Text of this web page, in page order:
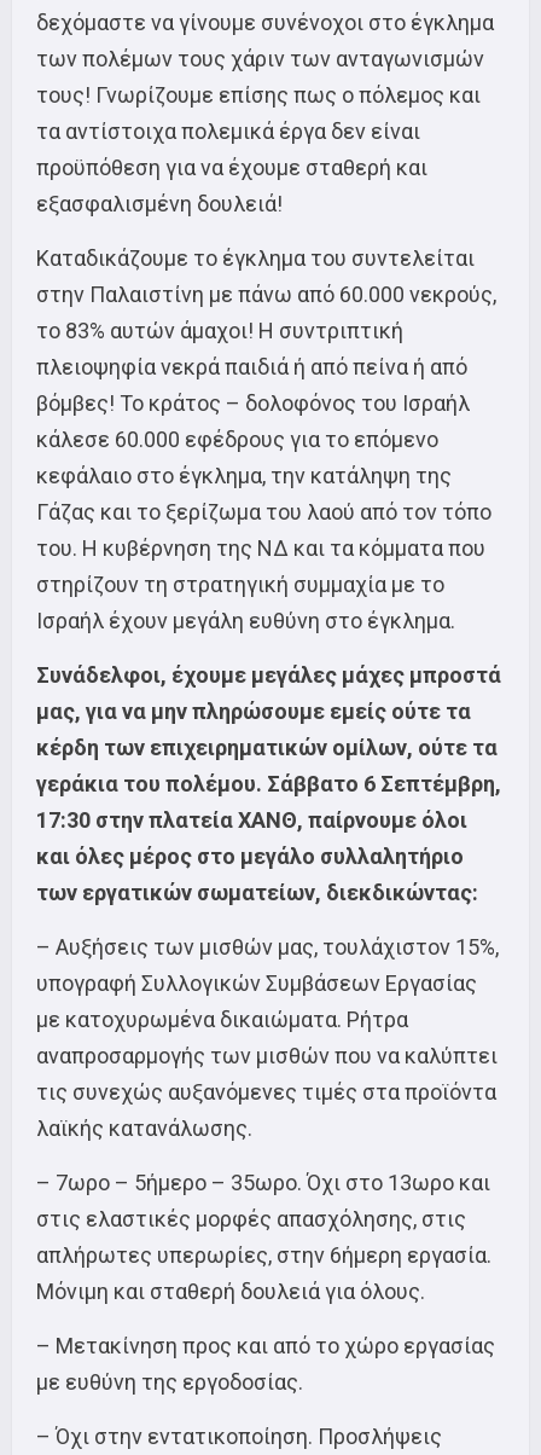
δεχόμαστε να γίνουμε συνένοχοι στο έγκλημα
των πολέμων τους χάριν των ανταγωνισμών
τους! Γνωρίζουμε επίσης πως ο πόλεμος και
τα αντίστοιχα πολεμικά έργα δεν είναι
προϋπόθεση για να έχουμε σταθερή και
εξασφαλισμένη δουλειά!
Καταδικάζουμε το έγκλημα του συντελείται
στην Παλαιστίνη με πάνω από 60.000 νεκρούς,
το 83% αυτών άμαχοι! Η συντριπτική
πλειοψηφία νεκρά παιδιά ή από πείνα ή από
βόμβες! Το κράτος – δολοφόνος του Ισραήλ
κάλεσε 60.000 εφέδρους για το επόμενο
κεφάλαιο στο έγκλημα, την κατάληψη της
Γάζας και το ξερίζωμα του λαού από τον τόπο
του. Η κυβέρνηση της ΝΔ και τα κόμματα που
στηρίζουν τη στρατηγική συμμαχία με το
Ισραήλ έχουν μεγάλη ευθύνη στο έγκλημα.
Συνάδελφοι, έχουμε μεγάλες μάχες μπροστά
μας, για να μην πληρώσουμε εμείς ούτε τα
κέρδη των επιχειρηματικών ομίλων, ούτε τα
γεράκια του πολέμου. Σάββατο 6 Σεπτέμβρη,
17:30 στην πλατεία ΧΑΝΘ, παίρνουμε όλοι
και όλες μέρος στο μεγάλο συλλαλητήριο
των εργατικών σωματείων, διεκδικώντας:
– Αυξήσεις των μισθών μας, τουλάχιστον 15%,
υπογραφή Συλλογικών Συμβάσεων Εργασίας
με κατοχυρωμένα δικαιώματα. Ρήτρα
αναπροσαρμογής των μισθών που να καλύπτει
τις συνεχώς αυξανόμενες τιμές στα προϊόντα
λαϊκής κατανάλωσης.
– 7ωρο – 5ήμερο – 35ωρο. Όχι στο 13ωρο και
στις ελαστικές μορφές απασχόλησης, στις
απλήρωτες υπερωρίες, στην 6ήμερη εργασία.
Μόνιμη και σταθερή δουλειά για όλους.
– Μετακίνηση προς και από το χώρο εργασίας
με ευθύνη της εργοδοσίας.
– Όχι στην εντατικοποίηση. Προσλήψεις